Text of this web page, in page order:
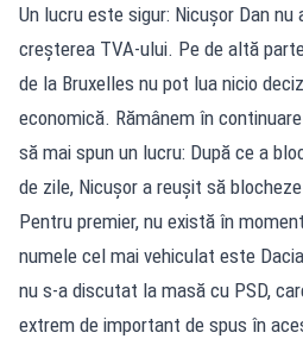
Un lucru este sigur: Nicușor Dan
creșterea TVA-ului. Pe de altă
de la Bruxelles nu pot lua nicio
economică. Rămânem în
să mai spun un lucru: După ce a
de zile, Nicușor a reușit să
Pentru premier, nu există în
numele cel mai vehiculat este
nu s-a discutat la masă cu PSD,
extrem de important de spus în